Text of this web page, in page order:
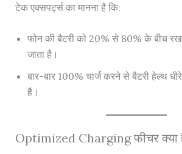
टेक एक्सपर्ट्स का मानना है कि:
फोन की बैटरी को 20% से 80% के बीच
जाता है।
बार-बार 100% चार्ज करने से बैटरी हेल्थ
है।
Optimized Charging फीचर क्या